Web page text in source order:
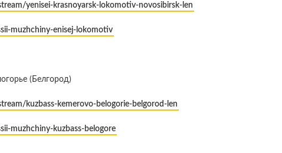
yenisei-krasnoyarsk-lokomotiv-novosibirsk-len
muzhchiny-enisej-lokomotiv
(Белгород)
kuzbass-kemerovo-belogorie-belgorod-len
muzhchiny-kuzbass-belogore